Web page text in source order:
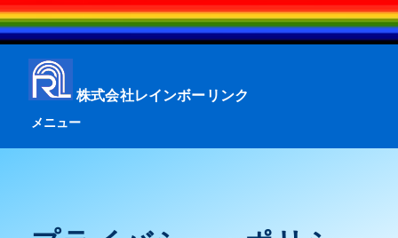
株式会社レインボーリンク
メニュー